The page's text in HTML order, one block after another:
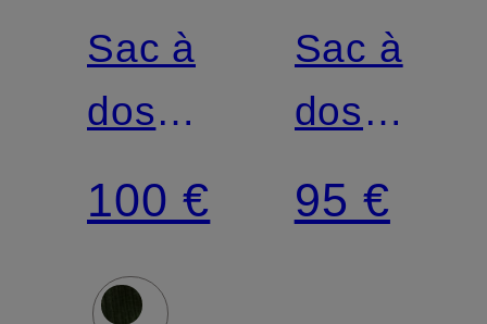
FACE
Sac à
dos
JESTER
PRO
28 l
100 €
FACE
Sac à
dos
JESTER
28 l
95 €